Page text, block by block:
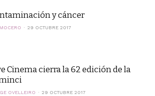
y cáncer
29 OCTUBRE 2017
Cinema cierra la 62 edición de la
OVELLEIRO 29 OCTUBRE 2017